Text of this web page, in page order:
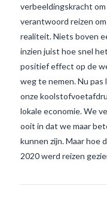
verbeeldingskracht
verantwoord reizen
realiteit. Niets boven
inzien juist hoe snel
positief effect op de
weg te nemen. Nu
onze
lokale economie. We
ooit in dat we maar
kunnen zijn. Maar hoe
2020 werd reizen